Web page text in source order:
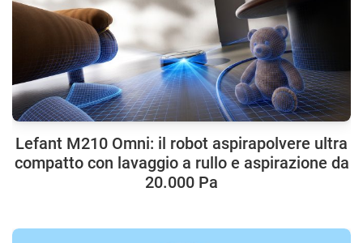
Lefant M210 Omni: il robot aspirapolvere ultra
compatto con lavaggio a rullo e aspirazione da
20.000 Pa